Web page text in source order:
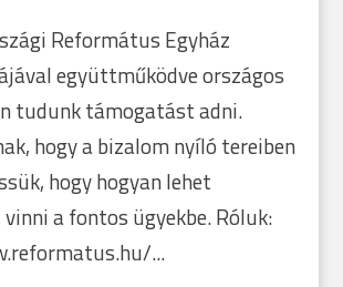
Református Egyház
együttműködve országos
tudunk támogatást adni.
hogy a bizalom nyíló tereiben
hogy hogyan lehet
a fontos ügyekbe. Róluk:
...